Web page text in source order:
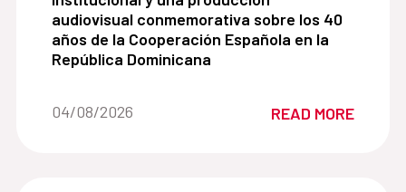
audiovisual conmemorativa sobre los 40
años de la Cooperación Española en la
República Dominicana
Date of the news::
04/08/2026 READ MORE